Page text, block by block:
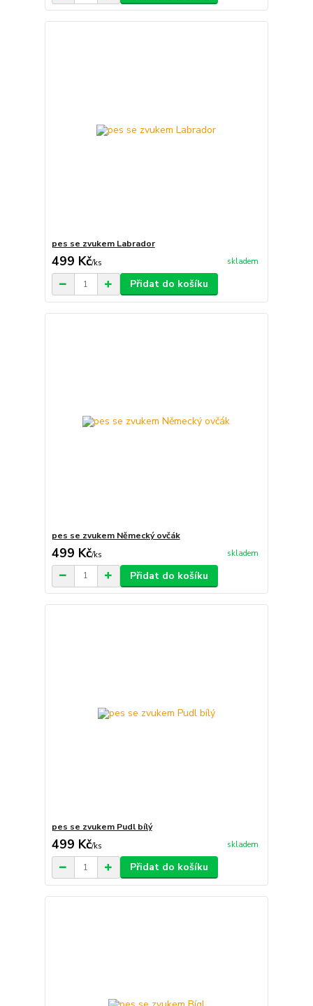
pes se zvukem Labrador
499 Kč/ks skladem
Přidat do košíku
pes se zvukem Německý ovčák
499 Kč/ks skladem
Přidat do košíku
pes se zvukem Pudl bílý
499 Kč/ks skladem
Přidat do košíku